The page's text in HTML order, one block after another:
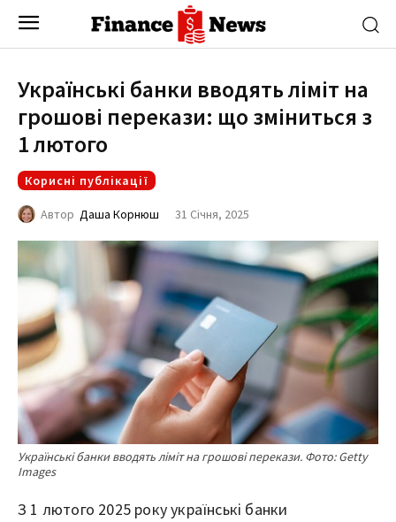
Українські банки вводять ліміт на
грошові перекази: що зміниться з
1 лютого
Корисні публікації
Автор Даша Корнюш 31 Січня, 2025
Українські банки вводять ліміт на грошові перекази. Фото: Getty
Images
З 1 лютого 2025 року українські банки